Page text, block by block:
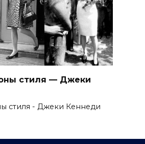
стиля — Джеки
стиля - Джеки Кеннеди